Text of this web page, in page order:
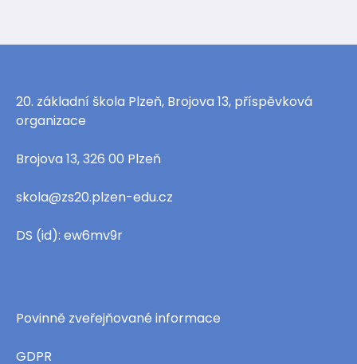
20. základní škola Plzeň, Brojova 13, příspěvková
organizace
Brojova 13, 326 00 Plzeň
skola@zs20.plzen-edu.cz
DS (id): ew6mv9r
Povinně zveřejňované informace
GDPR